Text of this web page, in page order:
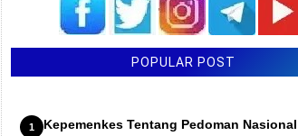
POPULAR POST
Kepemenkes Tentang Pedoman Nasional